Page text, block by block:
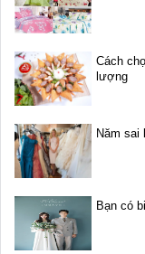
Cách
lượng
Năm
Bạn có